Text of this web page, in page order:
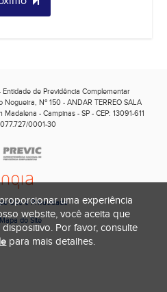
uma experiência
website, você aceita que
Por favor, consulte
para mais detalhes.
de Previdência Complementar
Nº 150 - ANDAR TERREO SALA
Madalena - Campinas - SP - CEP: 13091-611
0001-30
Uso e Privacidade
Mapa do Site